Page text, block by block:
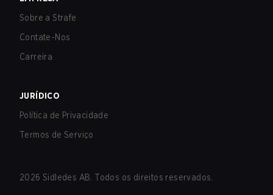
Sobre a Strafe
Contate-Nos
Carreira
JURÍDICO
Política de Privacidade
Termos de Serviço
2026 Sidledes AB. Todos os direitos reservados.